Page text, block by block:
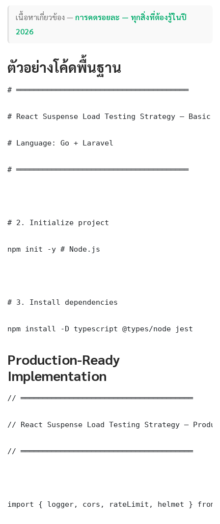
เนื้อหาเกี่ยวข้อง —การคดรอยละ — ทุกสิ่งที่ต้องรู้ในปี
2026
ตัวอย่างโค้ดพื้นฐาน
# ═══════════════════════════════════════
# React Suspense Load Testing Strategy — Basic
# Language: Go + Laravel
# ═══════════════════════════════════════
# 2. Initialize project
npm init -y # Node.js
# 3. Install dependencies
npm install -D typescript @types/node jest
Production-Ready
Implementation
// ═══════════════════════════════════════
// React Suspense Load Testing Strategy —
// ═══════════════════════════════════════
import { logger, cors, rateLimit, helmet } from